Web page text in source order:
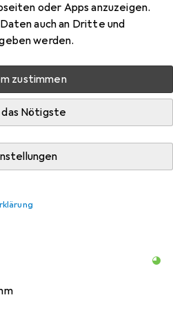
oder Apps anzuzeigen.
auch an Dritte und
werden.
zustimmen
das Nötigste
zum Produkt BBQ
und Feuerzeug +